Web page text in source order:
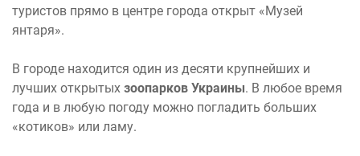
туристов прямо в центре города открыт «Музей
янтаря».
В городе находится один из десяти крупнейших и
лучших открытых зоопарков Украины. В любое время
года и в любую погоду можно погладить больших
«котиков» или ламу.